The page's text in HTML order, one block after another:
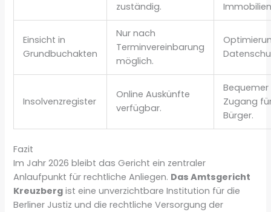
zuständig.
Einsicht in
Grundbuchakten
Nur nach
Terminvereinbarung
möglich.
Insolvenzregister
Online Auskünfte
verfügbar.
Bequemer
Zugang
Bürger.
Fazit
Im Jahr 2026 bleibt das Gericht ein zentraler
Anlaufpunkt für rechtliche Anliegen. Das Amtsgericht
Kreuzberg ist eine unverzichtbare Institution für die
Berliner Justiz und die rechtliche Versorgung der